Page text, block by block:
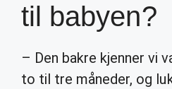
til babyen?
– Den bakre kjenner vi
to til tre måneder, og